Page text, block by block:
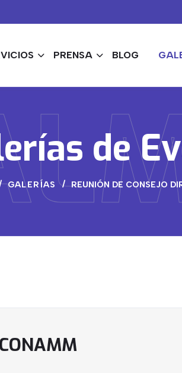
PRENSA BLOG
de
GALERÍAS REUNIÓN DE CONSEJO